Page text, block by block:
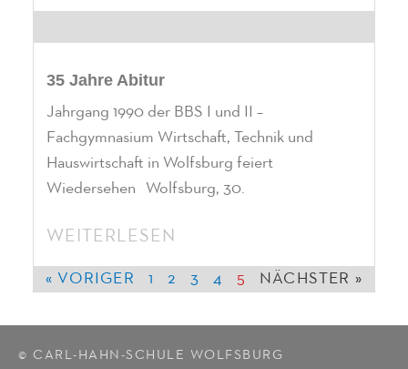
35 Jahre Abitur
Jahrgang 1990 der BBS I und II –
Fachgymnasium Wirtschaft, Technik und
Hauswirtschaft in Wolfsburg feiert
Wiedersehen Wolfsburg, 30.
WEITERLESEN
« VORIGER 1 2 3 4 5 NÄCHSTER »
© CARL-HAHN-SCHULE WOLFSBURG